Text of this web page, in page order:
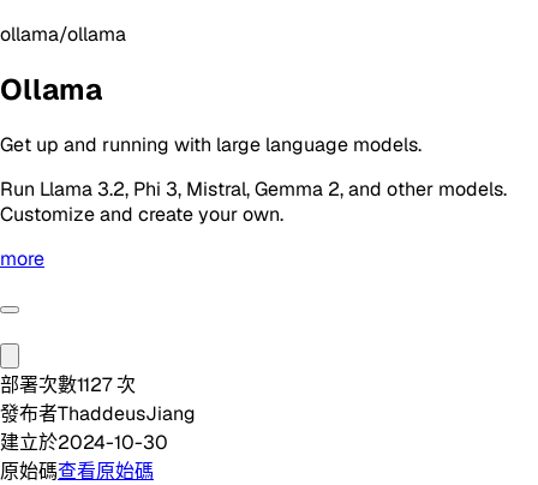
ollama/ollama
Ollama
Get up and running with large language models.
Run Llama 3.2, Phi 3, Mistral, Gemma 2, and other models.
Customize and create your own.
more
部署次數1127次
發布者ThaddeusJiang
建立於2024-10-30
原始碼查看原始碼